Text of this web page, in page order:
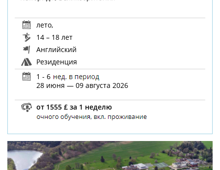
лето,
14 – 18 лет
Английский
Резиденция
1 - 6
28 июня — 09 августа 2026
от 1555 £ за 1 неделю